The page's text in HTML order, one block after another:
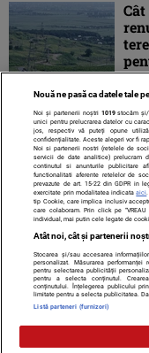
Cât
Contact
Citarea se poate face în
(site-uri, instituţii mass-
integral scrierile
Nouă ne pasă ca datele tale
Noi și partenerii noștri 1019stocăm și/
unici pentru prelucrarea datelor cu
jos, respectiv vă puteți opune
confidențialitate. Aceste alegeri vor fi
Noi si partenerii nostri (retelele de
servicii de date analitice) prelucram
continutul si anunturile publicitare
functionalitati aferente retelelor de
prevazute de art. 15-22 din GDPR in
exercitate prin modalitatea indicataaici
tip Cookie, care implica inclusiv
care colaboram. Prin click pe
individual, mai putin cele legate de
Atât noi, cât și partenerii
Stocarea și/sau accesarea
personalizat. Măsurarea
pentru selectarea publicității
pentru a selecta conținutul.
conținutului. Înțelegerea publicului
limitate pentru a selecta publicitatea.
Listă parteneri (furnizori)